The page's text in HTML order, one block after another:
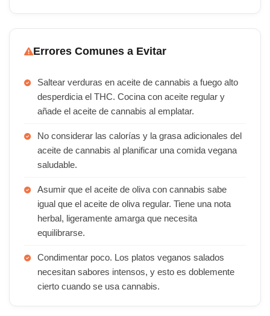
Errores Comunes a Evitar
Saltear verduras en aceite de cannabis a fuego alto
desperdicia el THC. Cocina con aceite regular y
añade el aceite de cannabis al emplatar.
No considerar las calorías y la grasa adicionales del
aceite de cannabis al planificar una comida vegana
saludable.
Asumir que el aceite de oliva con cannabis sabe
igual que el aceite de oliva regular. Tiene una nota
herbal, ligeramente amarga que necesita
equilibrarse.
Condimentar poco. Los platos veganos salados
necesitan sabores intensos, y esto es doblemente
cierto cuando se usa cannabis.